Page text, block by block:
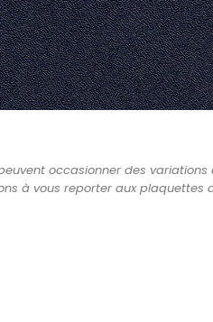
occasionner des
à vous reporter aux plaquettes